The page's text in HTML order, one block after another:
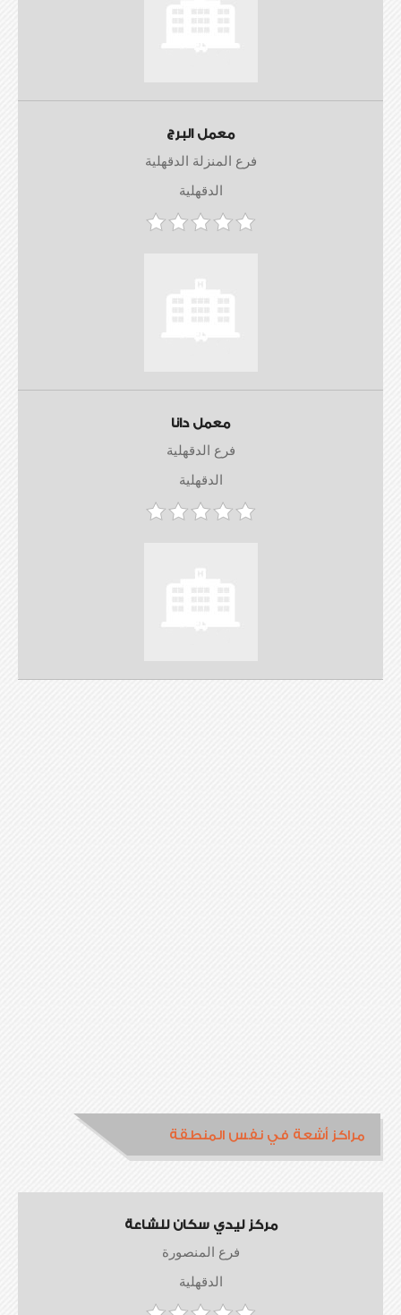
معمل البرج
فرع المنزلة الدقهلية
الدقهلية
معمل دانا
فرع الدقهلية
الدقهلية
مراكز أشعة في نفس المنطقة
مركز ليدي سكان للشاعة
فرع المنصورة
الدقهلية